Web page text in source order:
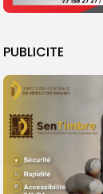
PUBLICITE